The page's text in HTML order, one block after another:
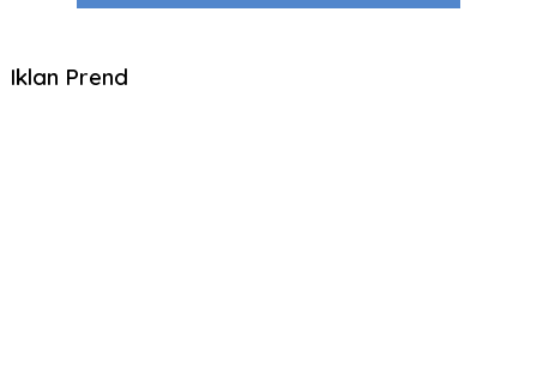
Iklan Prend